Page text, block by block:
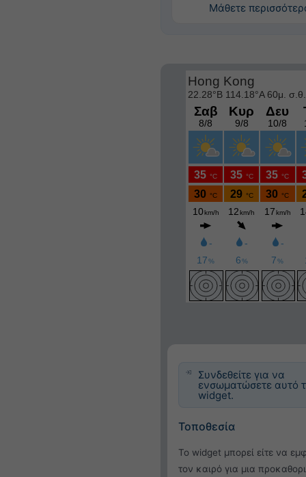
Μάθετε
Συνδεθείτε για να
ενσωματώσετε αυτό
widget.
Τοποθεσία
Το widget μπορεί είτε να
τον καιρό για μια